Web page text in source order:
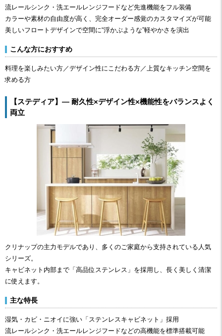
流レールシンク・洗エールレンジフードなど先進機能をフル装備
カラーや素材の自由度が高く、完全オーダー感覚のカスタマイズが可能
美しいフロートデザインで空間に“浮かぶような”軽やかさを演出
こんな方におすすめ
料理を楽しみたい方／デザイン性にこだわる方／上質なキッチン空間を
求める方
【ステディア】― 耐久性×デザイン性×機能性をバランスよく
両立
クリナップの主力モデルであり、多くのご家庭から支持されている人気
シリーズ。
キャビネット内部まで「高品位ステンレス」を採用し、長く美しく清潔
に使えます。
主な特長
湿気・カビ・ニオイに強い「ステンレスキャビネット」採用
流レールシンク・洗エールレンジフードなどの高機能を標準搭載可能